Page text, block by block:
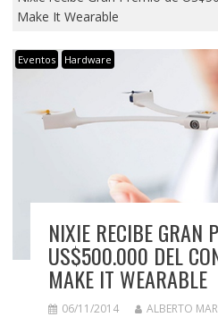
Make It Wearable
Eventos Hardware
NIXIE RECIBE GRAN
US$500.000 DEL
MAKE IT WEARABLE
06/11/2014 ALBERTO